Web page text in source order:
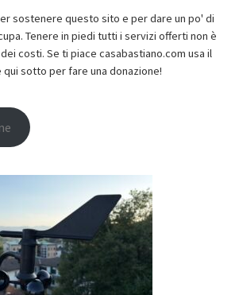
sostenere questo sito e per dare un po' di
Tenere in piedi tutti i servizi offerti non è
costi. Se ti piace casabastiano.com usa il
qui sotto per fare una donazione!